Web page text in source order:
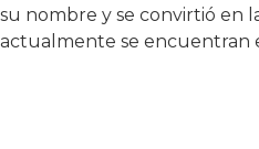
su nombre y se convirtió en
actualmente se encuentran